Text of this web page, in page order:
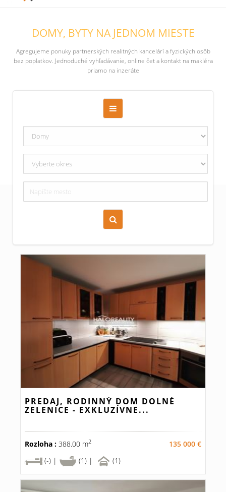
DOMY, BYTY NA JEDNOM MIESTE
Agregujeme ponuky partnerských realitných kancelárí a fyzických osôb
bez poplatkov. Jednoduché vyhľadávanie, online čet a kontakt na makléra
priamo na inzeráte
Zoraď podľa času pridania
PREDAJ, RODINNÝ DOM DOLNÉ
ZELENICE - EXKLUZÍVNE...
Rozloha : 388.00 m2
135 000 €
(-) |
(1) | (1)